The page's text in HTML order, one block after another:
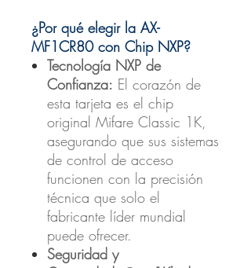
¿Por qué elegir la AX-
MF1CR80 con Chip NXP?
Tecnología NXP de
Confianza: El corazón de
esta tarjeta es el chip
original Mifare Classic 1K,
asegurando que sus sistemas
de control de acceso
funcionen con la precisión
técnica que solo el
fabricante líder mundial
puede ofrecer.
Seguridad y